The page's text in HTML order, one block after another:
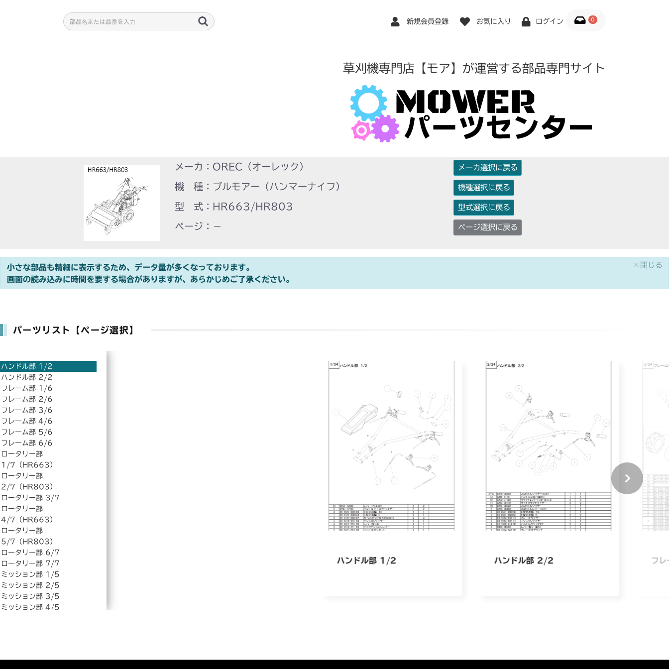
新規会員登録 お気に入り ログイン 0
草刈機専門店【モア】が運営する部品専門サイト
メーカ：OREC（オーレック）
機 種：ブルモアー（ハンマーナイフ）
型 式：HR663/HR803
ページ：－
メーカ選択に戻る
機種選択に戻る
型式選択に戻る
ページ選択に戻る
小さな部品も精細に表示するため、データ量が多くなっております。
画面の読み込みに時間を要する場合がありますが、あらかじめご了承ください。
×閉じる
パーツリスト【ページ選択】
ハンドル部 1/2
ハンドル部 2/2
フレーム部 1/6
フレーム部 2/6
フレーム部 3/6
フレーム部 4/6
フレーム部 5/6
フレーム部 6/6
ロータリー部
1/7（HR663）
ロータリー部
2/7（HR803）
ロータリー部 3/7
ロータリー部
4/7（HR663）
ロータリー部
5/7（HR803）
ロータリー部 6/7
ロータリー部 7/7
ミッション部 1/5
ミッション部 2/5
ミッション部 3/5
ミッション部 4/5
ハンドル部 1/2 ハンドル部 2/2 フ